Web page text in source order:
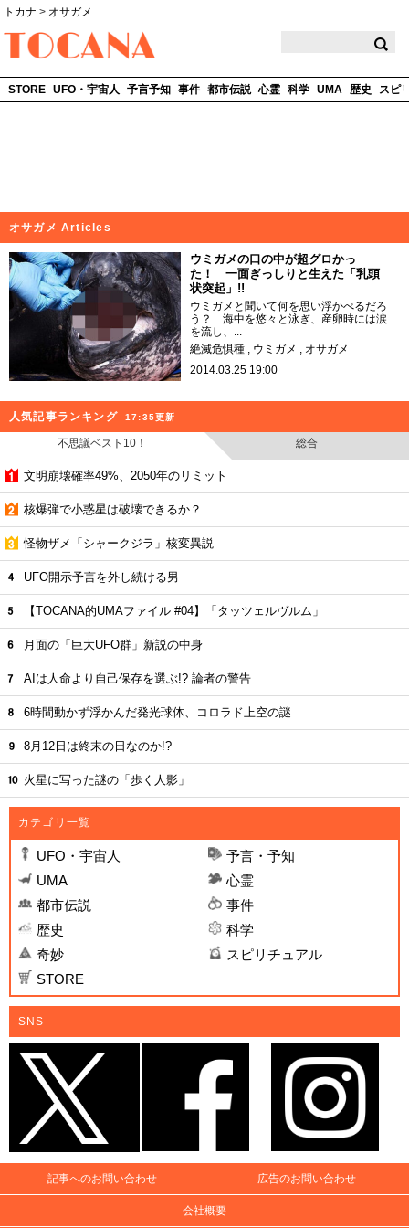
トカナ > オサガメ
STORE UFO・宇宙人 予言予知 事件 都市伝説 心霊 科学 UMA 歴史 スピ
オサガメ Articles
ウミガメの口の中が超グロかっ
た！ 一面ぎっしりと生えた「乳頭
状突起」!!
ウミガメと聞いて何を思い浮かべるだろ
う？ 海中を悠々と泳ぎ、産卵時には涙
を流し、...
絶滅危惧種
ウミガメ
オサガメ
2014.03.25 19:00
人気記事ランキング 17:35更新
不思議ベスト10！ 総合
文明崩壊確率49%、2050年のリミット
核爆弾で小惑星は破壊できるか？
怪物ザメ「シャークジラ」核変異説
UFO開示予言を外し続ける男
【TOCANA的UMAファイル #04】「タッツェルヴルム」
月面の「巨大UFO群」新説の中身
AIは人命より自己保存を選ぶ!? 論者の警告
6時間動かず浮かんだ発光球体、コロラド上空の謎
8月12日は終末の日なのか!?
火星に写った謎の「歩く人影」
カテゴリ一覧
UFO・宇宙人
予言・予知
UMA
心霊
都市伝説
事件
歴史
科学
奇妙
スピリチュアル
STORE
SNS
記事へのお問い合わせ 広告のお問い合わせ
会社概要